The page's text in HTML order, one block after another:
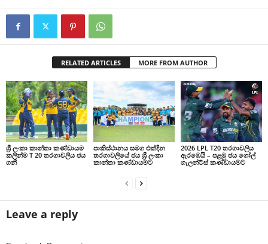
RELATED ARTICLES MORE FROM AUTHOR
ශ්‍රී ලංකා කාන්තා කණ්ඩායම
කලින්ම T 20 තරගාවලිය ජය
ගනී
පාකිස්ථානය සමග එක්දින
තරගාවලියේ ජය ශ්‍රී ලංකා
කාන්තා කණ්ඩායමට
2026 LPL T20 තරගාවලිය
ඇරඹෙයි – පළමු ජය ගෝල්
ගැලන්ට්ස් කණ්ඩායමට
Leave a reply